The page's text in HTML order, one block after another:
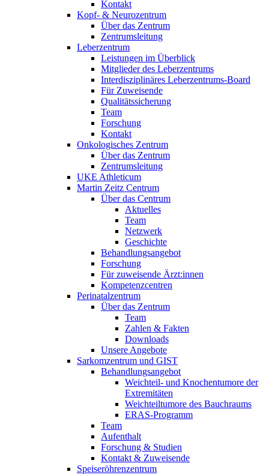
Kontakt
Kopf- & Neurozentrum
Über das Zentrum
Zentrumsleitung
Leberzentrum
Leistungen im Überblick
Mitglieder des Leberzentrums
Interdisziplinäres Leberzentrums-Board
Für Zuweisende
Qualitätssicherung
Team
Forschung
Kontakt
Onkologisches Zentrum
Über das Zentrum
Zentrumsleitung
UKE Athleticum
Martin Zeitz Centrum
Über das Centrum
Aktuelles
Team
Netzwerk
Geschichte
Behandlungsangebot
Forschung
Für zuweisende Ärzt:innen
Kompetenzcentren
Perinatalzentrum
Über das Zentrum
Team
Zahlen & Fakten
Downloads
Unsere Angebote
Sarkomzentrum und GIST
Behandlungsangebot
Weichteil- und Knochentumore der
Extremitäten
Weichteiltumore des Bauchraums
ERAS-Programm
Team
Aufenthalt
Forschung & Studien
Kontakt & Zuweisende
Speiseröhrenzentrum